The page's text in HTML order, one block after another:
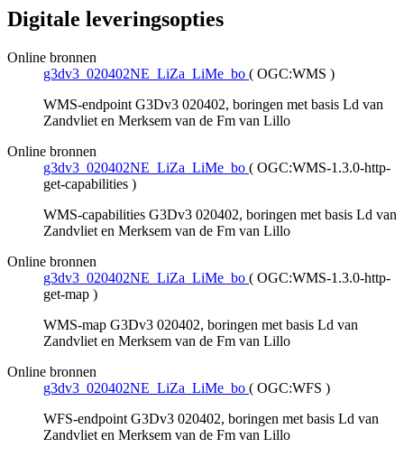
Digitale leveringsopties
Online bronnen
g3dv3_020402NE_LiZa_LiMe_bo ( OGC:WMS )
WMS-endpoint G3Dv3 020402, boringen met basis Ld van
Zandvliet en Merksem van de Fm van Lillo
Online bronnen
g3dv3_020402NE_LiZa_LiMe_bo ( OGC:WMS-1.3.0-http-
get-capabilities )
WMS-capabilities G3Dv3 020402, boringen met basis Ld van
Zandvliet en Merksem van de Fm van Lillo
Online bronnen
g3dv3_020402NE_LiZa_LiMe_bo ( OGC:WMS-1.3.0-http-
get-map )
WMS-map G3Dv3 020402, boringen met basis Ld van
Zandvliet en Merksem van de Fm van Lillo
Online bronnen
g3dv3_020402NE_LiZa_LiMe_bo ( OGC:WFS )
WFS-endpoint G3Dv3 020402, boringen met basis Ld van
Zandvliet en Merksem van de Fm van Lillo